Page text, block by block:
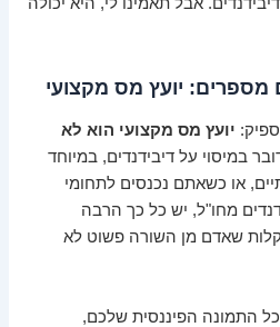
אבל תאמינו לי, היא יכולה
יועץ מס מקצועי הוא לא
במיסוי על דיבידנדים, במיוחד
או כשאתם נכנסים לתחומי
מחו"ל, יש כל כך הרבה
שאדם מן השורה פשוט לא
התמונה הפיננסית שלכם,